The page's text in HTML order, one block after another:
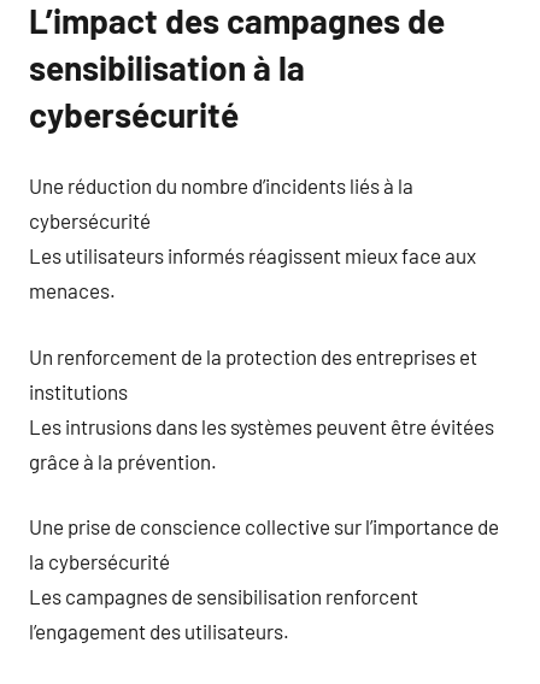
L’impact des campagnes de
sensibilisation à la
cybersécurité
Une réduction du nombre d’incidents liés à la
cybersécurité
Les utilisateurs informés réagissent mieux face aux
menaces.
Un renforcement de la protection des entreprises et
institutions
Les intrusions dans les systèmes peuvent être évitées
grâce à la prévention.
Une prise de conscience collective sur l’importance de
la cybersécurité
Les campagnes de sensibilisation renforcent
l’engagement des utilisateurs.